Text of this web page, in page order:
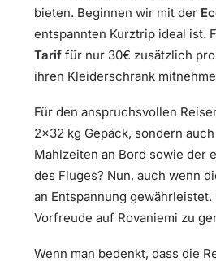
bieten. Beginnen wir mit der
entspannten Kurztrip ideal ist.
Tarif für nur 30€ zusätzlich
ihren Kleiderschrank
Für den anspruchsvollen
2×32 kg Gepäck, sondern
Mahlzeiten an Bord sowie der
des Fluges? Nun, auch wenn
an Entspannung
Vorfreude auf Rovaniemi zu
Wenn man bedenkt, dass die